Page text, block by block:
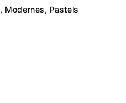
, Modernes, Pastels